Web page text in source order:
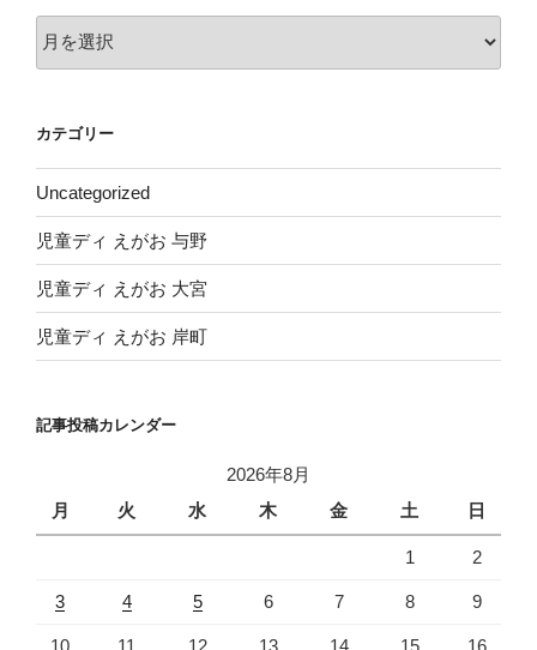
ー
ブ
カテゴリー
Uncategorized
児童ディ えがお 与野
児童ディ えがお 大宮
児童ディ えがお 岸町
記事投稿カレンダー
2026年8月
月
火 水 木 金 土 日
1 2
3 4 5 6 7 8 9
10 11 12 13 14 15 16